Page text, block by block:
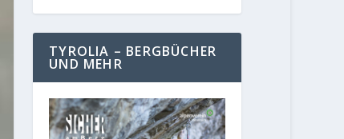
TYROLIA – BERGBÜCHER
UND MEHR